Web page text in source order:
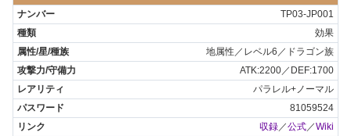
TP03-JP001
効果
地属性／レベル6／ドラゴン族
ATK:2200／DEF:1700
パラレル+ノーマル
81059524
収録 ／公式 ／Wiki